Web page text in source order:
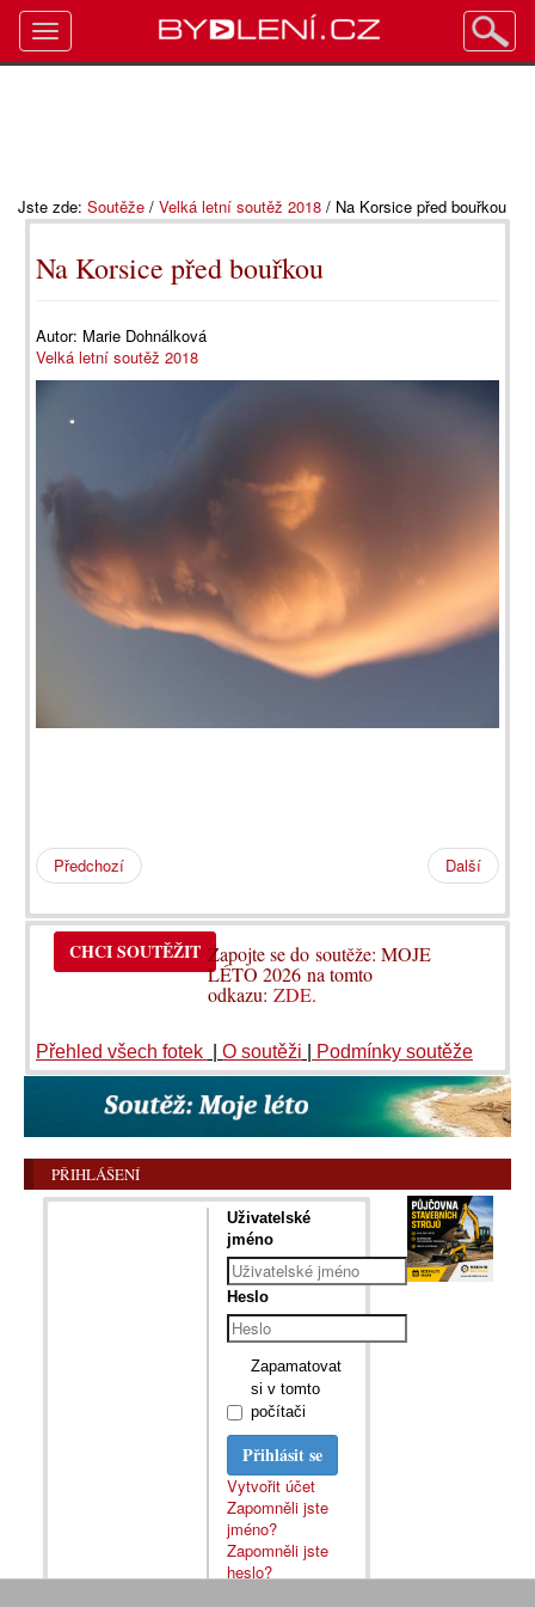
Jste zde: Soutěže / Velká letní soutěž 2018 / Na Korsice před bouřkou
Na Korsice před bouřkou
Autor: Marie Dohnálková
Velká letní soutěž 2018
Předchozí Další
CHCI SOUTĚŽIT Zapojte se do soutěže: MOJE
LÉTO 2026 na tomto
odkazu:ZDE.
Přehled všech fotek O soutěži Podmínky soutěže
PŘIHLÁŠENÍ
Uživatelské
jméno
Heslo
Zapamatovat
si v tomto
počítači
Přihlásit se
Vytvořit účet
Zapomněli jste
jméno?
Zapomněli jste
heslo?
Toggle
navigation